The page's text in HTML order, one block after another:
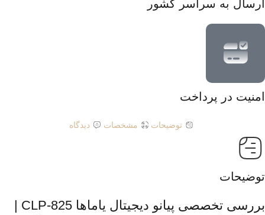
ارسال به سراسر کشور
امنیت در پرداخت
توضیحات مشخصات دیدگاه
توضیحات